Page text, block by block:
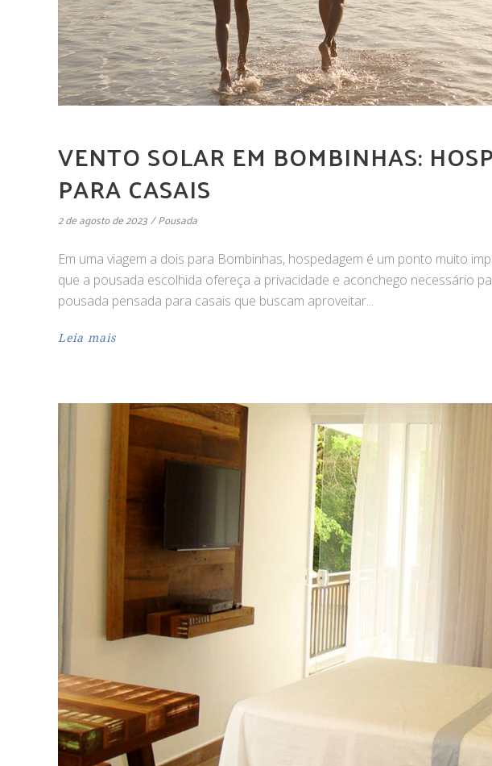
VENTO SOLAR EM BOMBINHAS:
PARA CASAIS
2 de agosto de 2023 Pousada
Em uma viagem a dois para Bombinhas, hospedagem é um ponto muito
que a pousada escolhida ofereça a privacidade e aconchego necessário
pousada pensada para casais que buscam aproveitar
Leia mais